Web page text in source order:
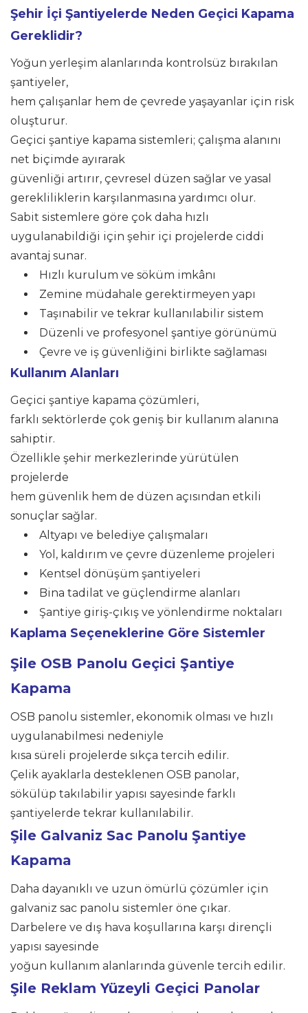
Şehir İçi Şantiyelerde Neden Geçici Kapama
Gereklidir?
Yoğun yerleşim alanlarında kontrolsüz bırakılan
şantiyeler,
hem çalışanlar hem de çevrede yaşayanlar için risk
oluşturur.
Geçici şantiye kapama sistemleri; çalışma alanını
net biçimde ayırarak
güvenliği artırır, çevresel düzen sağlar ve yasal
gerekliliklerin karşılanmasına yardımcı olur.
Sabit sistemlere göre çok daha hızlı
uygulanabildiği için şehir içi projelerde ciddi
avantaj sunar.
Hızlı kurulum ve söküm imkânı
Zemine müdahale gerektirmeyen yapı
Taşınabilir ve tekrar kullanılabilir sistem
Düzenli ve profesyonel şantiye görünümü
Çevre ve iş güvenliğini birlikte sağlaması
Kullanım Alanları
Geçici şantiye kapama çözümleri,
farklı sektörlerde çok geniş bir kullanım alanına
sahiptir.
Özellikle şehir merkezlerinde yürütülen
projelerde
hem güvenlik hem de düzen açısından etkili
sonuçlar sağlar.
Altyapı ve belediye çalışmaları
Yol, kaldırım ve çevre düzenleme projeleri
Kentsel dönüşüm şantiyeleri
Bina tadilat ve güçlendirme alanları
Şantiye giriş-çıkış ve yönlendirme noktaları
Kaplama Seçeneklerine Göre Sistemler
Şile OSB Panolu Geçici Şantiye
Kapama
OSB panolu sistemler, ekonomik olması ve hızlı
uygulanabilmesi nedeniyle
kısa süreli projelerde sıkça tercih edilir.
Çelik ayaklarla desteklenen OSB panolar,
sökülüp takılabilir yapısı sayesinde farklı
şantiyelerde tekrar kullanılabilir.
Şile Galvaniz Sac Panolu Şantiye
Kapama
Daha dayanıklı ve uzun ömürlü çözümler için
galvaniz sac panolu sistemler öne çıkar.
Darbelere ve dış hava koşullarına karşı dirençli
yapısı sayesinde
yoğun kullanım alanlarında güvenle tercih edilir.
Şile Reklam Yüzeyli Geçici Panolar